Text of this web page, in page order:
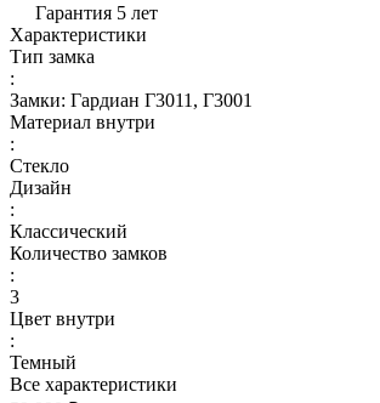
Гарантия 5 лет
Характеристики
Тип замка
:
Замки: Гардиан Г3011, Г3001
Материал внутри
:
Стекло
Дизайн
:
Классический
Количество замков
:
3
Цвет внутри
:
Темный
Все характеристики